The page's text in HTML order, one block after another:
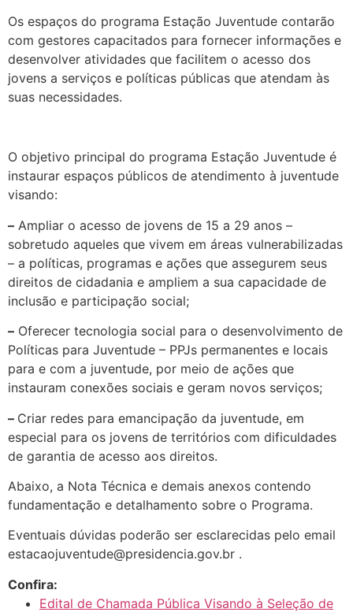
Os espaços do programa Estação Juventude contarão
com gestores capacitados para fornecer informações e
desenvolver atividades que facilitem o acesso dos
jovens a serviços e políticas públicas que atendam às
suas necessidades.
O objetivo principal do programa Estação Juventude é
instaurar espaços públicos de atendimento à juventude
visando:
– Ampliar o acesso de jovens de 15 a 29 anos –
sobretudo aqueles que vivem em áreas vulnerabilizadas
– a políticas, programas e ações que assegurem seus
direitos de cidadania e ampliem a sua capacidade de
inclusão e participação social;
– Oferecer tecnologia social para o desenvolvimento de
Políticas para Juventude – PPJs permanentes e locais
para e com a juventude, por meio de ações que
instauram conexões sociais e geram novos serviços;
– Criar redes para emancipação da juventude, em
especial para os jovens de territórios com dificuldades
de garantia de acesso aos direitos.
Abaixo, a Nota Técnica e demais anexos contendo
fundamentação e detalhamento sobre o Programa.
Eventuais dúvidas poderão ser esclarecidas pelo email
estacaojuventude@presidencia.gov.br .
Confira:
Edital de Chamada Pública Visando à Seleção de